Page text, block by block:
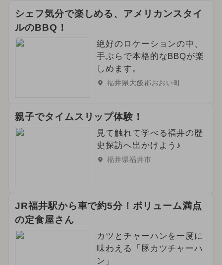
シェフ気分で楽しめる、アメリカンスタイ
ルのBBQ！
絶好のロケーションの中、
手ぶらで本格的なBBQが楽
しめます。
福井県大飯郡おおい町
親子でタイムスリップ体験！
見て触れて学べる福井の歴
史探訪へ出かけよう♪
福井県福井市
JR福井駅から車で約5分！ボリューム満点
の定食屋さん
カツとチャーハンを一度に
味わえる「豚カツチャーハ
ン」